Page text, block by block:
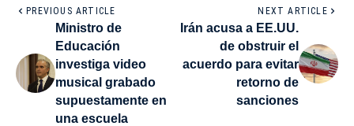
PREVIOUS ARTICLE
Ministro de
Educación
investiga video
musical grabado
supuestamente en
una escuela
NEXT ARTICLE
Irán acusa a EE.UU.
de obstruir el
acuerdo para evitar
retorno de
sanciones